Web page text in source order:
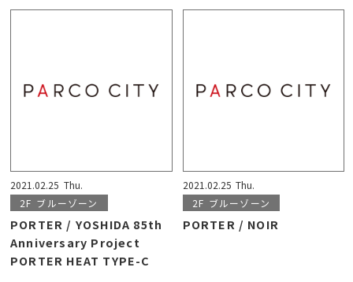
2021.02.25 Thu.
2F ブルーゾーン
PORTER / YOSHIDA 85th
Anniversary Project
PORTER HEAT TYPE-C
2021.02.25 Thu.
2F ブルーゾーン
PORTER / NOIR